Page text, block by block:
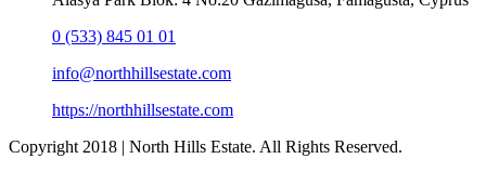
0 (533) 845 01 01
info@northhillsestate.com
https://northhillsestate.com
Copyright 2018 | North Hills Estate. All Rights Reserved.